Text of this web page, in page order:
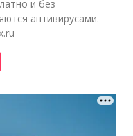
и без
антивирусами.